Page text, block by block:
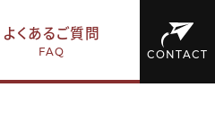
よくあるご質問
FAQ CONTACT